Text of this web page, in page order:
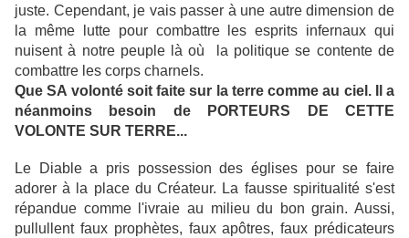
juste. Cependant, je vais passer à une autre dimension de
la même lutte pour combattre les esprits infernaux qui
nuisent à notre peuple là où la politique se contente de
combattre les corps charnels.
Que SA volonté soit faite sur la terre comme au ciel. Il a
néanmoins besoin de PORTEURS DE CETTE
VOLONTE SUR TERRE...
Le Diable a pris possession des églises pour se faire
adorer à la place du Créateur. La fausse spiritualité s'est
répandue comme l'ivraie au milieu du bon grain. Aussi,
pullullent faux prophètes, faux apôtres, faux prédicateurs